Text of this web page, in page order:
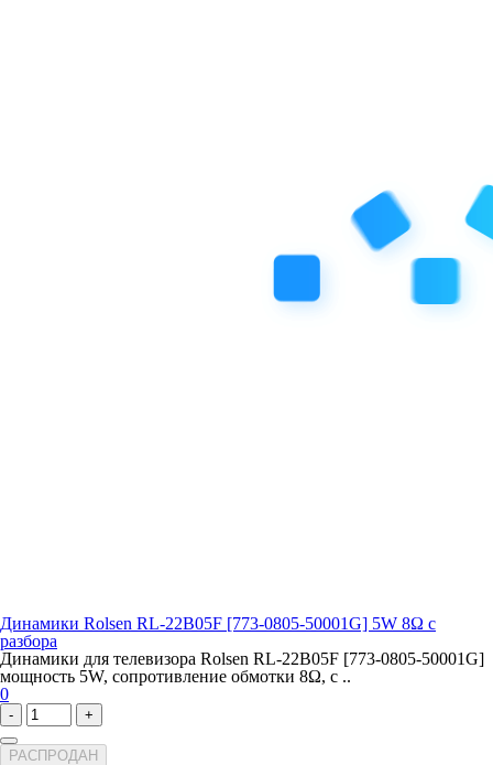
Динамики Rolsen RL-22B05F [773-0805-50001G] 5W 8Ω с
разбора
Динамики для телевизора Rolsen RL-22B05F [773-0805-50001G]
мощность 5W, сопротивление обмотки 8Ω, с ..
0
- +
РАСПРОДАН